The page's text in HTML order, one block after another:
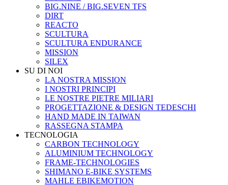
BIG.NINE / BIG.SEVEN TFS
DIRT
REACTO
SCULTURA
SCULTURA ENDURANCE
MISSION
SILEX
SU DI NOI
LA NOSTRA MISSION
I NOSTRI PRINCIPI
LE NOSTRE PIETRE MILIARI
PROGETTAZIONE & DESIGN TEDESCHI
HAND MADE IN TAIWAN
RASSEGNA STAMPA
TECNOLOGIA
CARBON TECHNOLOGY
ALUMINIUM TECHNOLOGY
FRAME-TECHNOLOGIES
SHIMANO E-BIKE SYSTEMS
MAHLE EBIKEMOTION